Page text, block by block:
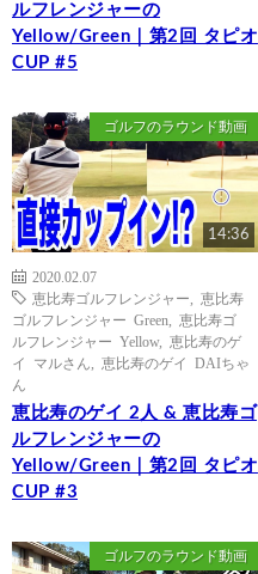
ルフレンジャーの
Yellow/Green｜第2回 タピオ
CUP #5
ゴルフのラウンド動画
14:36
2020.02.07
恵比寿ゴルフレンジャー
恵比寿
ゴルフレンジャー Green
恵比寿ゴ
ルフレンジャー Yellow, 恵比寿のゲ
イ マルさん
恵比寿のゲイ DAIちゃ
ん
恵比寿のゲイ 2人 & 恵比寿ゴ
ルフレンジャーの
Yellow/Green｜第2回 タピオ
CUP #3
ゴルフのラウンド動画